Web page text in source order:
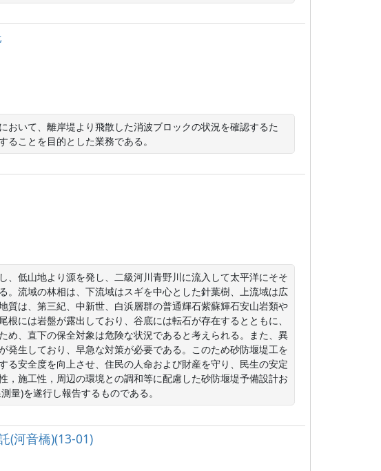
おいて、離岸堤より飛散した消波ブロックの状況を確認するた
ことを目的とした業務である。
、低山地より源を発し、二級河川青野川に流入して太平洋にそそ
。流域の林相は、下流域はスギを中心とした針葉樹、上流域は広
質は、第三紀、中新世、白浜層群の普通輝石紫蘇輝石安山岩類や
には岩盤が露出しており、谷底には転石が存在するとともに、
め、直下の保全対象は危険な状況であると考えられる。また、異
発生しており、早急な対策が必要である。このため砂防堰堤工を
る安全度を向上させ、住民の人命および財産を守り、民生の安定
，施工性，周辺の環境との調和等に配慮した砂防堰堤予備設計お
量)を遂行し報告するものである。
(河音橋)(13-01)